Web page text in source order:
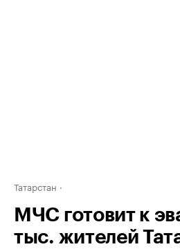
Татарстан
МЧС готовит к
тыс. жителей